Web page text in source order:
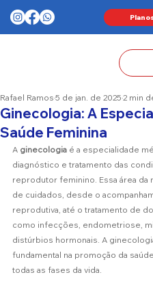
Ginecologia: A
Saúde Feminina
Rafael Ramos 5 de jan. de 2025 2 min
A ginecologia é a especialidade
diagnóstico e tratamento das
reprodutor feminino. Essa área da
de cuidados, desde o
reprodutiva, até o tratamento de
como infecções, endometriose,
distúrbios hormonais. A
fundamental na promoção da
todas as fases da vida.